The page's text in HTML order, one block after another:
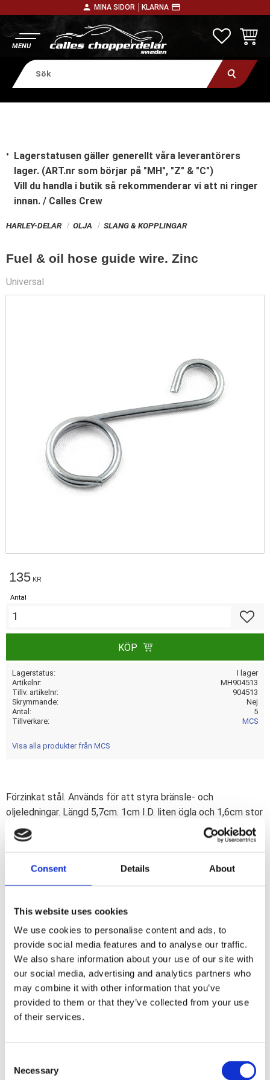
Consent Details About
This website uses cookies
We use cookies to personalise content and ads, to
provide social media features and to analyse our traffic.
We also share information about your use of our site with
our social media, advertising and analytics partners who
may combine it with other information that you’ve
provided to them or that they’ve collected from your use
of their services.
Necessary
person MINA SIDOR │ KLARNA payment
Lagerstatusen gäller generellt våra leverantörers
lager. (ART.nr som börjar på "MH", "Z" & "C")
Vill du handla i butik så rekommenderar vi att ni ringer
innan. / Calles Crew
HARLEY-DELAR OLJA SLANG & KOPPLINGAR
Fuel & oil hose guide wire. Zinc
Universal
135 KR
Antal
KÖP
Lagerstatus
I lager
Artikelnr
MH904513
Tillv. artikelnr
904513
Skrymmande
Nej
Antal
5
Tillverkare
MCS
Visa alla produkter från MCS
Förzinkat stål. Används för att styra bränsle- och
oljeledningar. Längd 5,7cm. 1cm I.D. liten ögla och 1,6cm stor
ögla. Används ursprungligen för att styra bränslelinjen mellan
cylindrarna på shovelhuvuden. Repl. 45092-66A.
a
c
e
b
o
o
k
Omdömen
Du
Bli den första att lämna ett omdöme.